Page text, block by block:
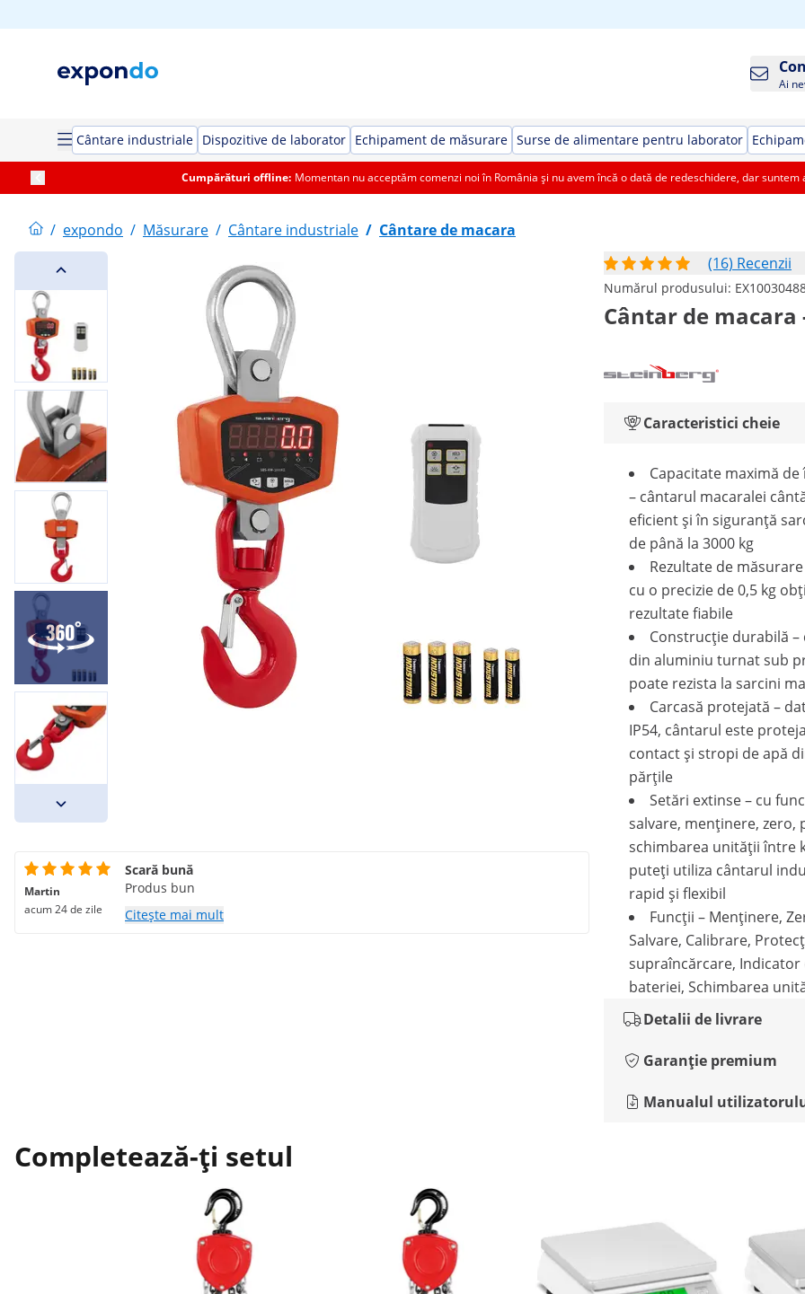
Ai
Cântare industriale Dispozitive de laborator Echipament de măsurare Surse de alimentare pentru laborator
Cumpărături offline: Momentan nu acceptăm comenzi noi în România și nu avem încă o dată de redeschidere, dar
/ expondo / Măsurare / Cântare industriale / Cântare de macara
(16) Recenzii
Numărul produsului:
Cântar de macara
Caracteristici cheie
Capacitate maximă
– cântarul macaralei
eficient și în siguranță
de până la 3000 kg
Rezultate de
cu o precizie de 0,5 kg
rezultate fiabile
Construcție durabilă –
din aluminiu turnat sub
poate rezista la sarcini
Carcasă protejată –
IP54, cântarul este
contact și stropi de apă
părțile
Setări extinse – cu
salvare, menținere, zero,
schimbarea unității între
puteți utiliza cântarul
rapid și flexibil
Funcții – Menținere,
Salvare, Calibrare,
supraîncărcare, Indicator
bateriei, Schimbarea
Detalii de livrare
Garanție premium
Manualul
Martin
acum 24 de zile
Scară bună
Produs bun
Citește mai mult
Completează-ți setul